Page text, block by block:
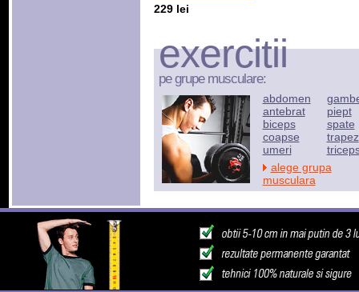
229 lei
exercitii
pe grupe musculare:
abdomen
antebrat
biceps
coapse
umeri
piept
spate
trapez
alege grupa
musculara